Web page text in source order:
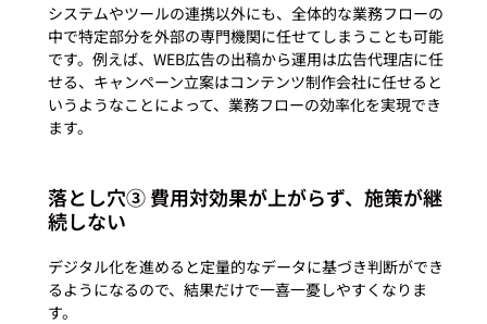
システムやツールの連携以外にも、全体的な業務フローの
中で特定部分を外部の専門機関に任せてしまうことも可能
です。例えば、WEB広告の出稿から運用は広告代理店に任
せる、キャンペーン立案はコンテンツ制作会社に任せると
いうようなことによって、業務フローの効率化を実現でき
落とし穴③ 費用対効果が上がらず、施策が継
続しない
デジタル化を進めると定量的なデータに基づき判断ができ
るようになるので、結果だけで一喜一憂しやすくなりま
す。